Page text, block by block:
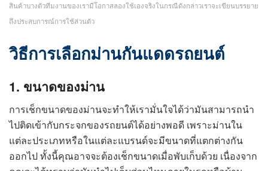
สินค้าบางตัวทีมงานของเรามีโอกาสลองใช้เองจริงในกรณีดังกล่าวเราจะเขียนบรรยาย
ถึงประสบการณ์การใช้ส่วนตัว
วิธีการเลือกม่านกันแดดรถยนต์
1. ขนาดของม่าน
การเช็กขนาดของม่านจะทำให้เรามั่นใจได้ว่ามันสามารถนำ
ไปติดเข้ากับกระจกของรถยนต์ได้อย่างพอดี เพราะม่านใน
แต่ละประเภทหรือในแต่ละแบรนด์จะมีขนาดที่แตกต่างกัน
ออกไป ทั้งนี้คุณอาจจะต้องเช็กขนาดเมื่อพับเก็บด้วย เนื่องจาก